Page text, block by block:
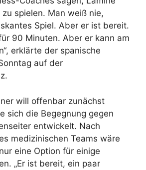
spielen. Man weiß nie,
Spiel. Aber er ist bereit.
90 Minuten. Aber er kann am
erklärte der spanische
auf der
will offenbar zunächst
sich die Begegnung gegen
entwickelt. Nach
medizinischen Teams wäre
eine Option für einige
„Er ist bereit, ein paar